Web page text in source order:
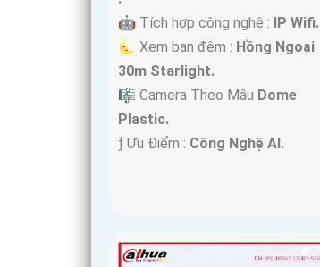
🤖️ Tích hợp công nghệ : IP Wifi.
🌜 Xem ban đêm : Hồng Ngoại
30m Starlight.
🎼️ Camera Theo Mẫu Dome
Plastic.
️ƒ Ưu Điểm : Công Nghệ AI.